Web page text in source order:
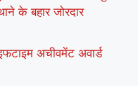
के बहार जोरदार
अचीवमेंट अवार्ड